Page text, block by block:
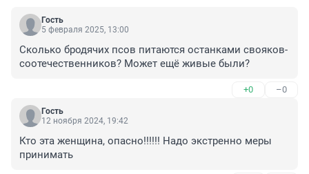
Гость
5 февраля 2025, 13:00
Сколько бродячих псов питаются останками свояков-
соотечественников? Может ещё живые были?
+0 –0
Гость
12 ноября 2024, 19:42
Кто эта женщина, опасно!!!!!! Надо экстренно меры
принимать